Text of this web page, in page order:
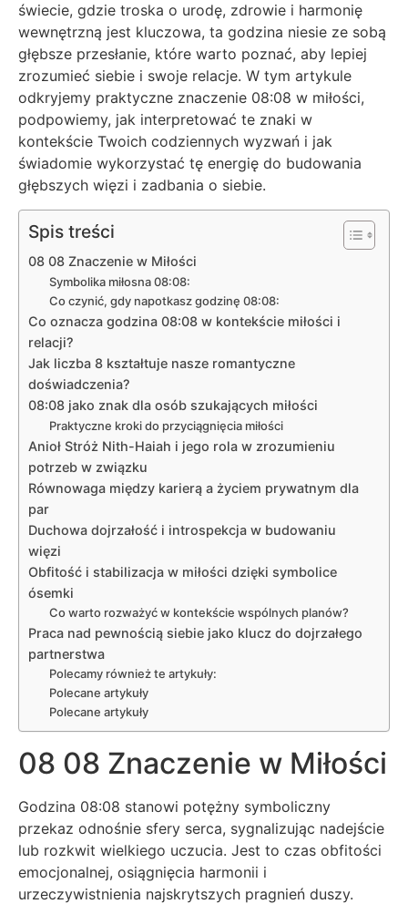
świecie, gdzie troska o urodę, zdrowie i harmonię
wewnętrzną jest kluczowa, ta godzina niesie ze sobą
głębsze przesłanie, które warto poznać, aby lepiej
zrozumieć siebie i swoje relacje. W tym artykule
odkryjemy praktyczne znaczenie 08:08 w miłości,
podpowiemy, jak interpretować te znaki w
kontekście Twoich codziennych wyzwań i jak
świadomie wykorzystać tę energię do budowania
głębszych więzi i zadbania o siebie.
Spis treści
08 08 Znaczenie w Miłości
Symbolika miłosna 08:08:
Co czynić, gdy napotkasz godzinę 08:08:
Co oznacza godzina 08:08 w kontekście miłości i
relacji?
Jak liczba 8 kształtuje nasze romantyczne
doświadczenia?
08:08 jako znak dla osób szukających miłości
Praktyczne kroki do przyciągnięcia miłości
Anioł Stróż Nith-Haiah i jego rola w zrozumieniu
potrzeb w związku
Równowaga między karierą a życiem prywatnym dla
par
Duchowa dojrzałość i introspekcja w budowaniu
więzi
Obfitość i stabilizacja w miłości dzięki symbolice
ósemki
Co warto rozważyć w kontekście wspólnych planów?
Praca nad pewnością siebie jako klucz do dojrzałego
partnerstwa
Polecamy również te artykuły:
Polecane artykuły
Polecane artykuły
08 08 Znaczenie w Miłości
Godzina 08:08 stanowi potężny symboliczny
przekaz odnośnie sfery serca, sygnalizując nadejście
lub rozkwit wielkiego uczucia. Jest to czas obfitości
emocjonalnej, osiągnięcia harmonii i
urzeczywistnienia najskrytszych pragnień duszy.